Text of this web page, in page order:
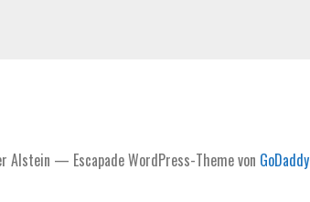
— Escapade WordPress-Theme von GoDaddy